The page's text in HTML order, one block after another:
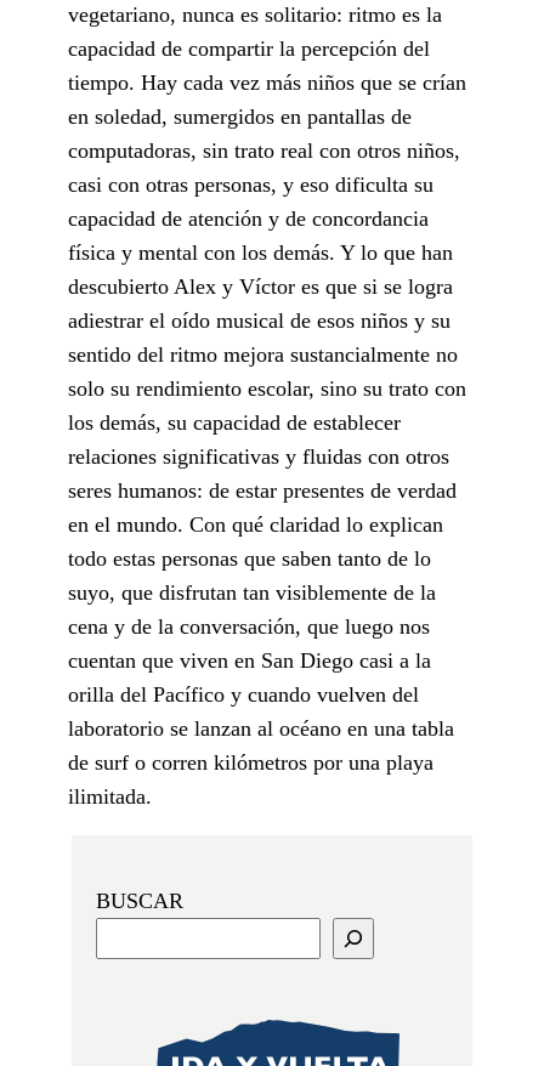
vegetariano, nunca es solitario: ritmo es la
capacidad de compartir la percepción del
tiempo. Hay cada vez más niños que se crían
en soledad, sumergidos en pantallas de
computadoras, sin trato real con otros niños,
casi con otras personas, y eso dificulta su
capacidad de atención y de concordancia
física y mental con los demás. Y lo que han
descubierto Alex y Víctor es que si se logra
adiestrar el oído musical de esos niños y su
sentido del ritmo mejora sustancialmente no
solo su rendimiento escolar, sino su trato con
los demás, su capacidad de establecer
relaciones significativas y fluidas con otros
seres humanos: de estar presentes de verdad
en el mundo. Con qué claridad lo explican
todo estas personas que saben tanto de lo
suyo, que disfrutan tan visiblemente de la
cena y de la conversación, que luego nos
cuentan que viven en San Diego casi a la
orilla del Pacífico y cuando vuelven del
laboratorio se lanzan al océano en una tabla
de surf o corren kilómetros por una playa
ilimitada.
BUSCAR